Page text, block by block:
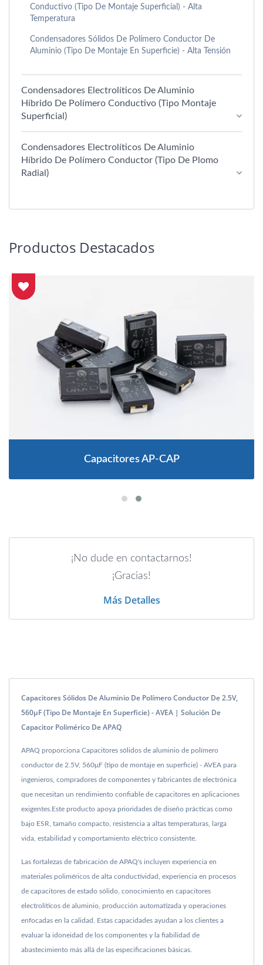
Conductivo (Tipo De Montaje Superficial) - Alta
Temperatura
Condensadores Sólidos De Polímero Conductor De
Aluminio (tipo De Montaje En Superficie) - Alta Tensión
Condensadores Electrolíticos De Aluminio
Híbrido De Polímero Conductivo (Tipo Montaje
Superficial)
Condensadores Electrolíticos De Aluminio
Híbrido De Polímero Conductor (tipo De Plomo
Radial)
Productos Destacados
Capacitores AP-CAP
¡No dude en contactarnos!
¡Gracias!
Más Detalles
Capacitores Sólidos De Aluminio De Polímero Conductor De 2.5V,
560μF (tipo De Montaje En Superficie) - AVEA | Solución De
Capacitor Polimérico De APAQ
APAQ proporciona Capacitores sólidos de aluminio de polímero
conductor de 2.5V, 560μF (tipo de montaje en superficie) - AVEA para
ingenieros, compradores de componentes y fabricantes de electrónica
que necesitan un rendimiento confiable de capacitores en aplicaciones
exigentes.Este producto apoya prioridades de diseño prácticas como
bajo ESR, tamaño compacto, resistencia a altas temperaturas, larga
vida, estabilidad y comportamiento eléctrico consistente.
Las fortalezas de fabricación de APAQ's incluyen experiencia en
materiales poliméricos de alta conductividad, experiencia en procesos
de capacitores de estado sólido, conocimiento en capacitores
electrolíticos de aluminio, producción automatizada y operaciones
enfocadas en la calidad. Estas capacidades ayudan a los clientes a
evaluar la idoneidad de los componentes y la fiabilidad de
abastecimiento más allá de las especificaciones básicas.